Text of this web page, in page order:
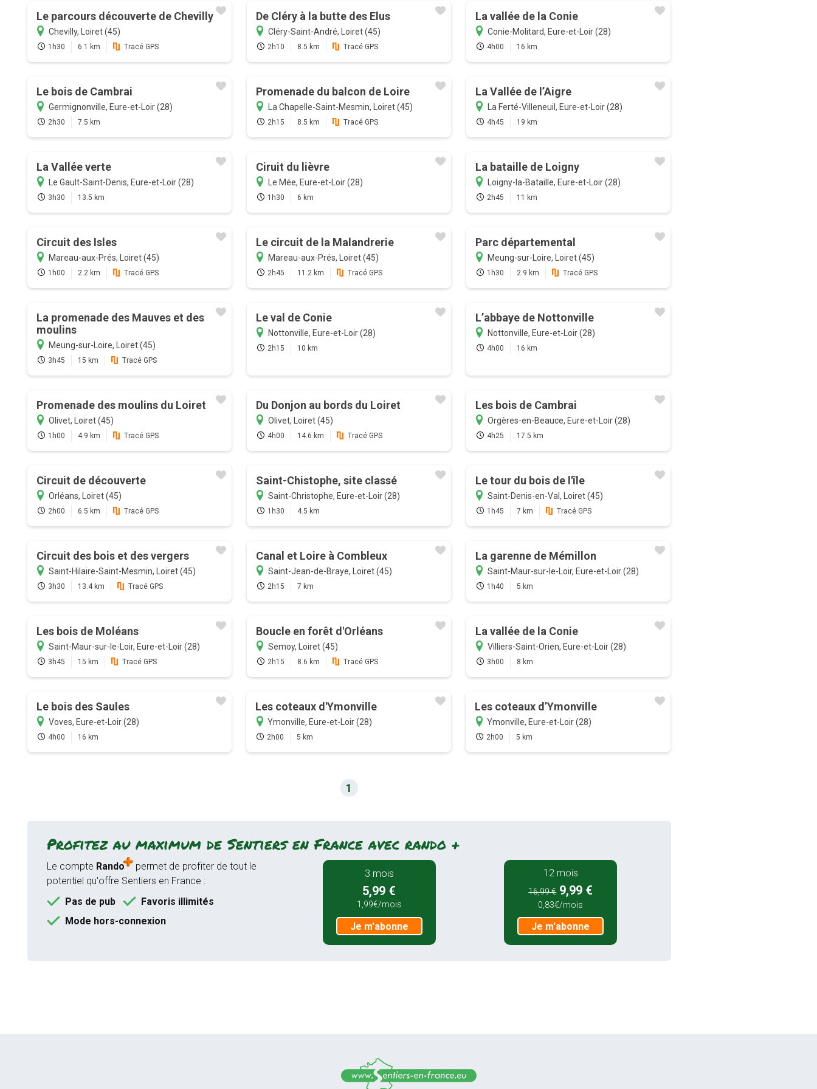
Le parcours découverte de Chevilly
Chevilly, Loiret (45)
1h30 6.1 km Tracé GPS
De Cléry à la butte des Elus
Cléry-Saint-André, Loiret (45)
2h10 8.5 km Tracé GPS
La vallée de la Conie
Conie-Molitard, Eure-et-Loir (28)
4h00 16 km
Le bois de Cambrai
Germignonville, Eure-et-Loir (28)
2h30 7.5 km
Promenade du balcon de Loire
La Chapelle-Saint-Mesmin, Loiret (45)
2h15 8.5 km Tracé GPS
La Vallée de l’Aigre
La Ferté-Villeneuil, Eure-et-Loir (28)
4h45 19 km
La Vallée verte
Le Gault-Saint-Denis, Eure-et-Loir (28)
3h30 13.5 km
Ciruit du lièvre
Le Mée, Eure-et-Loir (28)
1h30 6 km
La bataille de Loigny
Loigny-la-Bataille, Eure-et-Loir (28)
2h45 11 km
Circuit des Isles
Mareau-aux-Prés, Loiret (45)
1h00 2.2 km Tracé GPS
Le circuit de la Malandrerie
Mareau-aux-Prés, Loiret (45)
2h45 11.2 km Tracé GPS
Parc départemental
Meung-sur-Loire, Loiret (45)
1h30 2.9 km Tracé GPS
La promenade des Mauves et des
moulins
Meung-sur-Loire, Loiret (45)
3h45 15 km Tracé GPS
Le val de Conie
Nottonville, Eure-et-Loir (28)
2h15 10 km
L’abbaye de Nottonville
Nottonville, Eure-et-Loir (28)
4h00 16 km
Promenade des moulins du Loiret
Olivet, Loiret (45)
1h00 4.9 km Tracé GPS
Du Donjon au bords du Loiret
Olivet, Loiret (45)
4h00 14.6 km Tracé GPS
Les bois de Cambrai
Orgères-en-Beauce, Eure-et-Loir (28)
4h25 17.5 km
Circuit de découverte
Orléans, Loiret (45)
2h00 6.5 km Tracé GPS
Saint-Chistophe, site classé
Saint-Christophe, Eure-et-Loir (28)
1h30 4.5 km
Le tour du bois de l'île
Saint-Denis-en-Val, Loiret (45)
1h45 7 km Tracé GPS
Circuit des bois et des vergers
Saint-Hilaire-Saint-Mesmin, Loiret (45)
3h30 13.4 km Tracé GPS
Canal et Loire à Combleux
Saint-Jean-de-Braye, Loiret (45)
2h15 7 km
La garenne de Mémillon
Saint-Maur-sur-le-Loir, Eure-et-Loir (28)
1h40 5 km
Les bois de Moléans
Saint-Maur-sur-le-Loir, Eure-et-Loir (28)
3h45 15 km Tracé GPS
Boucle en forêt d'Orléans
Semoy, Loiret (45)
2h15 8.6 km Tracé GPS
La vallée de la Conie
Villiers-Saint-Orien, Eure-et-Loir (28)
3h00 8 km
Le bois des Saules
Voves, Eure-et-Loir (28)
4h00 16 km
Les coteaux d'Ymonville
Ymonville, Eure-et-Loir (28)
2h00 5 km
Les coteaux d’Ymonville
Ymonville, Eure-et-Loir (28)
2h00 5 km
1
Profitez au maximum de Sentiers en France avec rando +
Le compte Rando
permet de profiter de tout le
potentiel qu'offre Sentiers en France :
Pas de pub
Favoris illimités
Mode hors-connexion
3 mois
5,99 €
1,99€/mois
Je m'abonne
12 mois
16,99 €9,99 €
0,83€/mois
Je m'abonne